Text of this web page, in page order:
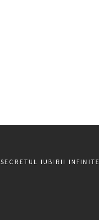
SECRETUL IUBIRII INFINITE